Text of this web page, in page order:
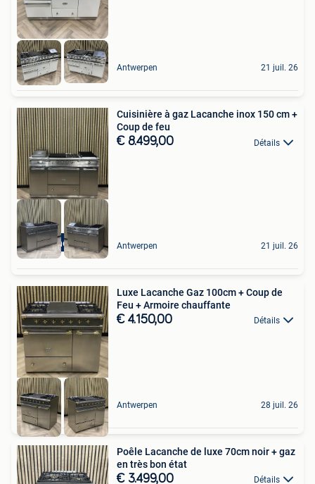
Antwerpen 21 juil. 26
Lacanche 150cm
Cuisinière à gaz Lacanche inox 150 cm +
Coup de feu
€ 8.499,00 Détails
Antwerpen 21 juil. 26
Luxe Lacanche Gaz 100cm + Coup de
Feu + Armoire chauffante
€ 4.150,00 Détails
Antwerpen 28 juil. 26
Poêle Lacanche de luxe 70cm noir + gaz
en très bon état
€ 3.499,00 Détails